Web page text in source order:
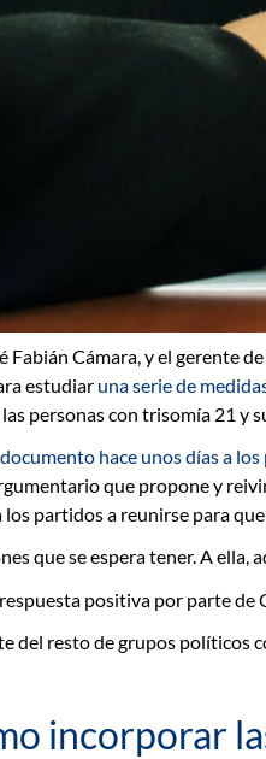
Fabián Cámara, y el gerente
estudiar una serie de
personas con trisomía 21 y
hace unos días a
que propone y
partidos a reunirse para
que se espera tener. A
positiva por parte de
del resto de grupos políticos
incorporar